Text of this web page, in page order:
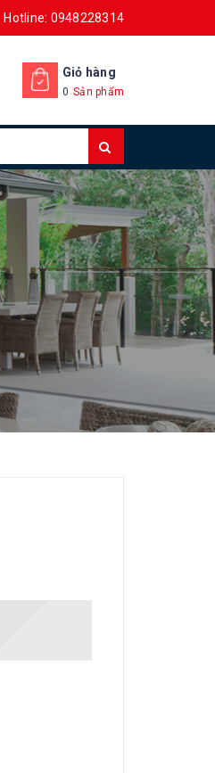
Hotline: 0948228314
Giỏ hàng
0 Sản phẩm